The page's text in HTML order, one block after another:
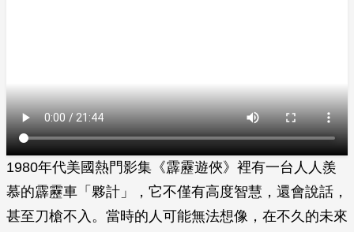
1980年代美國熱門影集《霹靂遊俠》裡有一台人人羨
慕的霹靂車「夥計」，它不僅有高度智慧，還會說話，
甚至刀槍不入。當時的人可能無法想像，在不久的未來